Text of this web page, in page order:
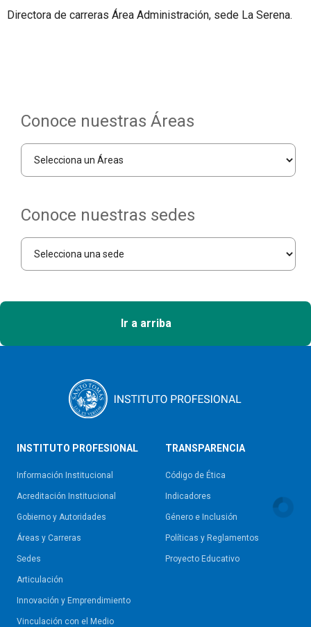
Directora de carreras Área Administración, sede La Serena.
Conoce nuestras Áreas
Conoce nuestras sedes
Ir a arriba
INSTITUTO PROFESIONAL
Información Institucional
Acreditación Institucional
Gobierno y Autoridades​
Áreas y Carreras
Sedes
Articulación
Innovación y Emprendimiento
Vinculación con el Medio
TRANSPARENCIA
Código de Ética
Indicadores
Género e Inclusión
Políticas y Reglamentos​
Proyecto Educativo